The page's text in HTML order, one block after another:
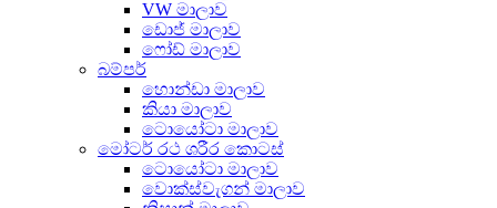
VW මාලාව
ඩොජ් මාලාව
ෆෝඩ් මාලාව
බම්පර්
හොන්ඩා මාලාව
කියා මාලාව
ටොයෝටා මාලාව
මෝටර් රථ ශරීර කොටස්
ටොයෝටා මාලාව
වොක්ස්වැගන් මාලාව